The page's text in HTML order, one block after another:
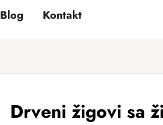
Blog Kontakt
Drveni žigovi sa